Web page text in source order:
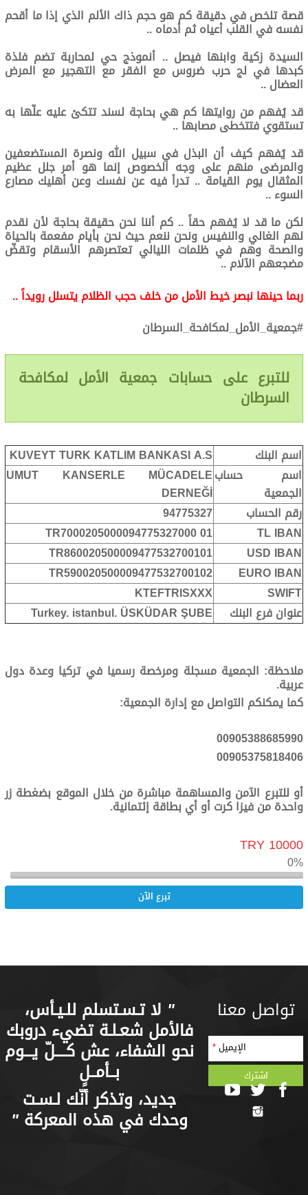
قصة تلخص في دقيقة كم هو حجم ذاك الألم الذي إذا ما أقحم
نفسه في القلب أعياه ثم أدماه ..
السيدة زكية وابنها فيصل .. أنموذج حي لمحاربة تضم فلذة
كبدها في لج حرب ضروس مع الفقر مع التهجير مع المرض
العضال ..
قد يُفهم من روايتها كم هي بحاجة لسند تتكئ عليه علّها به
تستقوي فتتخطى مصابها ..
قد يُفهم كيف أن البذل في سبيل الله ونصرة المستضعفين
والمرضى منهم على وجه الخصوص إنما هو أمر جلل عظيم
المثقال يوم القيامة .. تدرأ فيه عن نفسك وعن أهليك مصارع
السوء ..
لكن ما قد لا يُفهم حقاً .. كم أننا نحن حقيقة بحاجة لأن نقدم
لهم الغالي والنفيس ونحن ننعم حيث نحن بأيام مفعمة بالحياة
والصحة وهم في ظلمات الليالي تعتصرهم الأسقام وتقضّ
مضجعهم الآلام ..
ربما حينها نبصر خيط الأمل من خلف حجب الظلام يتسلل رويداً ..
#جمعية_الأمل_لمكافحة_السرطان
للتبرع على حسابات جمعية الأمل لمكافحة
السرطان
اسم البنك
KUVEYT TURK KATLIM BANKASI A.S
اسم حساب
الجمعية
UMUT KANSERLE MÜCADELE
DERNEĞİ
رقم الحساب
94775327
TL IBAN
TR7000205000094775327000 01
USD IBAN
TR860020500009477532700101
EURO IBAN
TR590020500009477532700102
SWIFT
KTEFTRISXXX
عنوان فرع البنك
Turkey. istanbul. ÜSKÜDAR ŞUBE
ملاحظة: الجمعية مسجلة ومرخصة رسميا في تركيا وعدة دول
عربية.
كما يمكنكم التواصل مع إدارة الجمعية:
00905388685990
00905375818406
أو للتبرع الآمن والمساهمة مباشرة من خلال الموقع بضغطة زر
واحدة من فيزا كرت أو أي بطاقة إئتمانية.
10000 TRY
0%
تبرع الآن
تواصل معنا
الإيميل*
" لا تـسـتسلم للـيـأس،
فالأمل شعـلـة تضيء دروبك
نحو الشفاء، عش كــــلّ يـــوم
بــأمــلٍ
جديد، وتذكر أنّك لـسـت
وحدك في هذه المعركة "